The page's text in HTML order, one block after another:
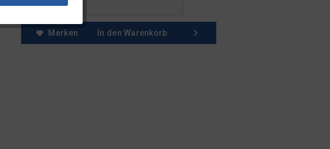
Merken In den Warenkorb